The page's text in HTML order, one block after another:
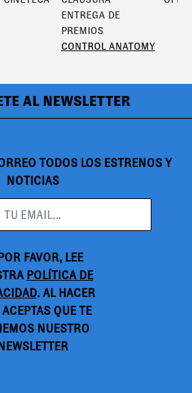
ENTREGA DE
PREMIOS
CONTROL ANATOMY
AL NEWSLETTER
TODOS LOS ESTRENOS Y
NOTICIAS
FAVOR, LEE
POLÍTICA DE
. AL HACER
QUE TE
NUESTRO